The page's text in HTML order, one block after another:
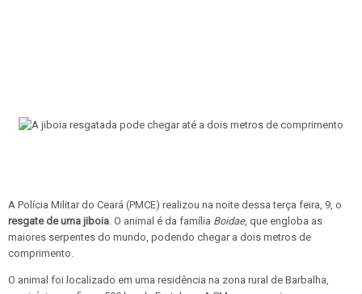
A Polícia Militar do Ceará (PMCE) realizou na noite dessa terça feira, 9, o
resgate de uma jiboia. O animal é da família Boidae, que engloba as
maiores serpentes do mundo, podendo chegar a dois metros de
comprimento.
O animal foi localizado em uma residência na zona rural de Barbalha,